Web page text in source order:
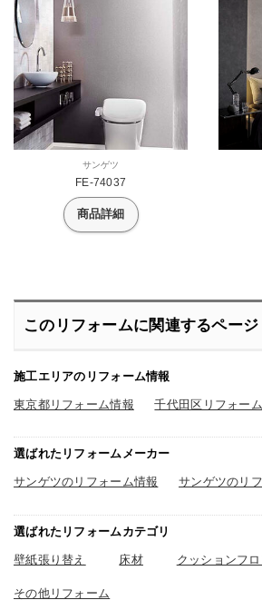
サンゲツ
FE-74037
商品詳細
このリフォームに関連するページ
施工エリアのリフォーム情報
東京都リフォーム情報 千代田区リフォー
選ばれたリフォームメーカー
サンゲツのリフォーム情報 サンゲツのリ
選ばれたリフォームカテゴリ
壁紙張り替え 床材 クッションフ
その他リフォーム